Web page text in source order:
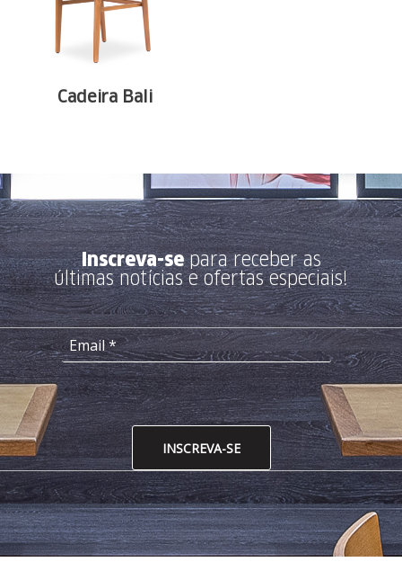
Cadeira Bali
Inscreva-separa receber as
últimas notícias e ofertas especiais!
INSCREVA-SE